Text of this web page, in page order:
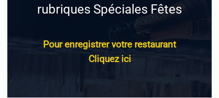
rubriques Spéciales Fêtes
Pour enregistrer votre restaurant
Cliquez ici